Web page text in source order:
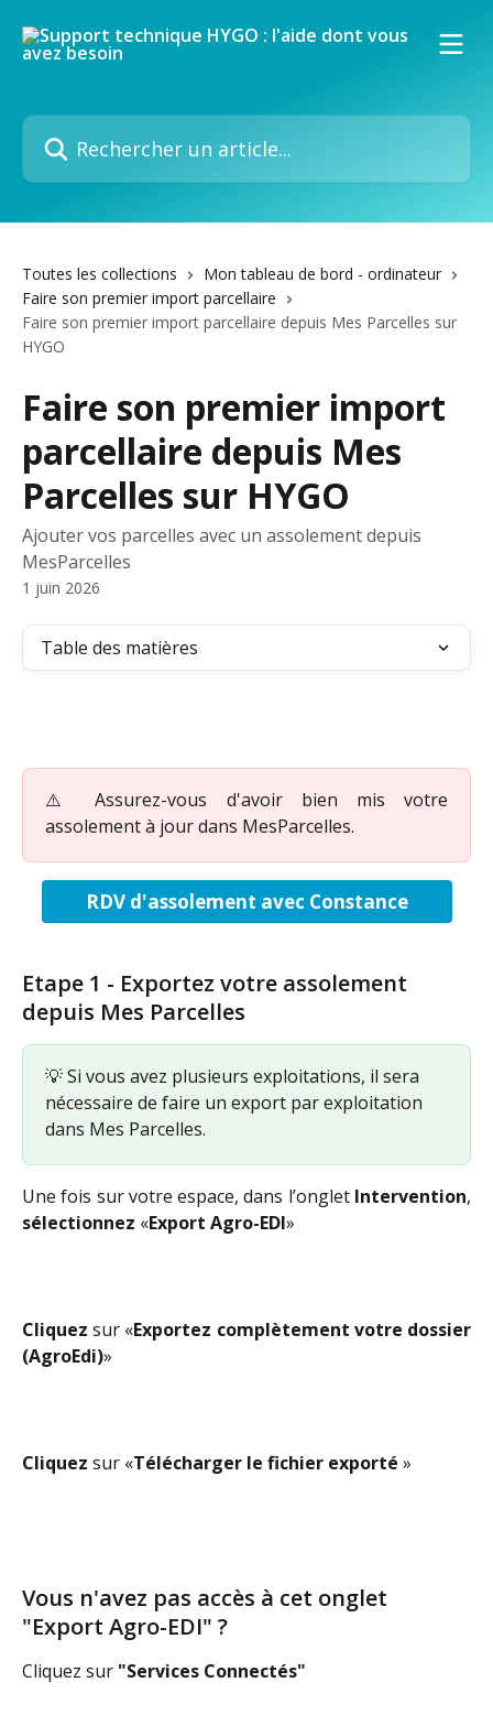
Rechercher un article...
Toutes les collections
Mon tableau de bord - ordinateur
Faire son premier import parcellaire
Faire son premier import parcellaire depuis Mes Parcelles sur
HYGO
Faire son premier import
parcellaire depuis Mes
Parcelles sur HYGO
Ajouter vos parcelles avec un assolement depuis
MesParcelles
1 juin 2026
Table des matières
⚠️ Assurez-vous d'avoir bien mis votre
assolement à jour dans MesParcelles.
RDV d'assolement avec Constance
Etape 1 - Exportez votre assolement
depuis Mes Parcelles
💡 Si vous avez plusieurs exploitations, il sera
nécessaire de faire un export par exploitation
dans Mes Parcelles.
Une fois sur votre espace, dans l’onglet Intervention,
sélectionnez «Export Agro-EDI»
Cliquez sur «Exportez complètement votre dossier
(AgroEdi)»
Cliquez sur «Télécharger le fichier exporté »
Vous n'avez pas accès à cet onglet
"Export Agro-EDI" ?
Cliquez sur "Services Connectés"